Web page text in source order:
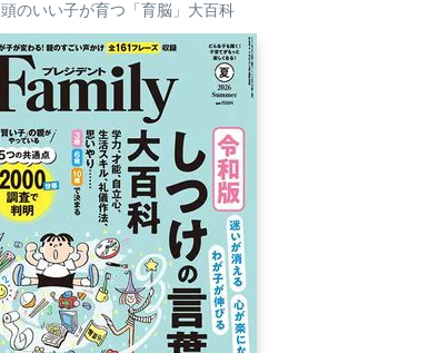
頭のいい子が育つ「育脳」大百科